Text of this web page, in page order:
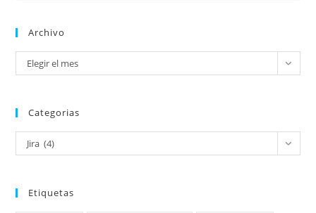
Archivo
Elegir el mes
Categorias
Jira (4)
Etiquetas